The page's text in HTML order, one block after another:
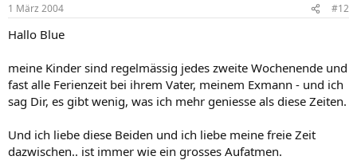
1 März 2004 #12
Hallo Blue
meine Kinder sind regelmässig jedes zweite Wochenende und
fast alle Ferienzeit bei ihrem Vater, meinem Exmann - und ich
sag Dir, es gibt wenig, was ich mehr geniesse als diese Zeiten.
Und ich liebe diese Beiden und ich liebe meine freie Zeit
dazwischen.. ist immer wie ein grosses Aufatmen.